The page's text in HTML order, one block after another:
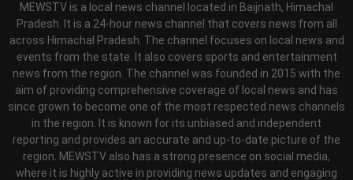
MEWSTV is a local news channel located in Baijnath, Himachal
Pradesh. It is a 24-hour news channel that covers news from all
across Himachal Pradesh. The channel focuses on local news and
events from the state. It also covers sports and entertainment
news from the region. The channel was founded in 2015 with the
aim of providing comprehensive coverage of local news and has
since grown to become one of the most respected news channels
in the region. It is known for its unbiased and independent
reporting and provides an accurate and up-to-date picture of the
region. MEWSTV also has a strong presence on social media,
where it is highly active in providing news updates and engaging